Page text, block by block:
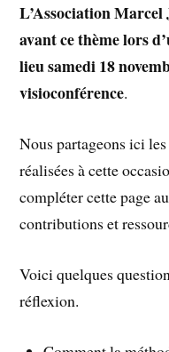
L’Association Marcel
avant ce thème lors
lieusamedi 18
visioconférence.
Nous partageons ici
réalisées à cette
compléter cette page
contributions et
Voici quelques
réflexion.